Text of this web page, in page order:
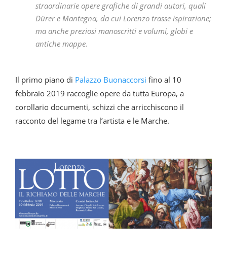
straordinarie opere grafiche di grandi autori, quali
Dürer e Mantegna, da cui Lorenzo trasse ispirazione;
ma anche preziosi manoscritti e volumi, globi e
antiche mappe.
Il primo piano di Palazzo Buonaccorsi fino al 10
febbraio 2019 raccoglie opere da tutta Europa, a
corollario documenti, schizzi che arricchiscono il
racconto del legame tra l’artista e le Marche.